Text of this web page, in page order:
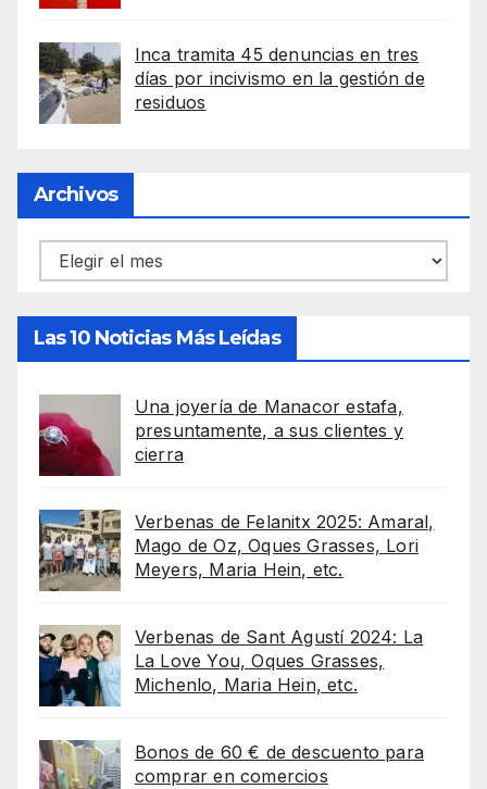
Inca tramita 45 denuncias en tres
días por incivismo en la gestión de
residuos
Archivos
Archivos
Las 10 Noticias Más Leídas
Una joyería de Manacor estafa,
presuntamente, a sus clientes y
cierra
Verbenas de Felanitx 2025: Amaral,
Mago de Oz, Oques Grasses, Lori
Meyers, Maria Hein, etc.
Verbenas de Sant Agustí 2024: La
La Love You, Oques Grasses,
Michenlo, Maria Hein, etc.
Bonos de 60 € de descuento para
comprar en comercios